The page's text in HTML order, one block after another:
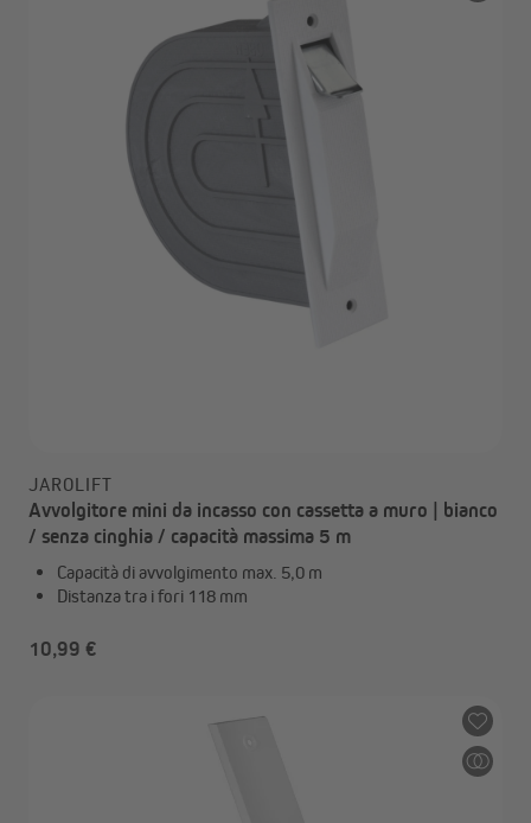
JAROLIFT
Avvolgitore mini da incasso con cassetta a muro | bianco
/ senza cinghia / capacità massima 5 m
Capacità di avvolgimento max. 5,0 m
Distanza tra i fori 118 mm
10,99 €